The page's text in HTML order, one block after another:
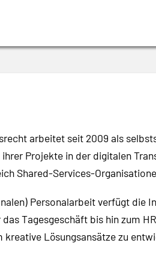
arbeitet seit 2009 als
Projekte in der digitalen
Shared-Services-
Personalarbeit verfügt die
Tagesgeschäft bis hin zum
Lösungsansätze zu